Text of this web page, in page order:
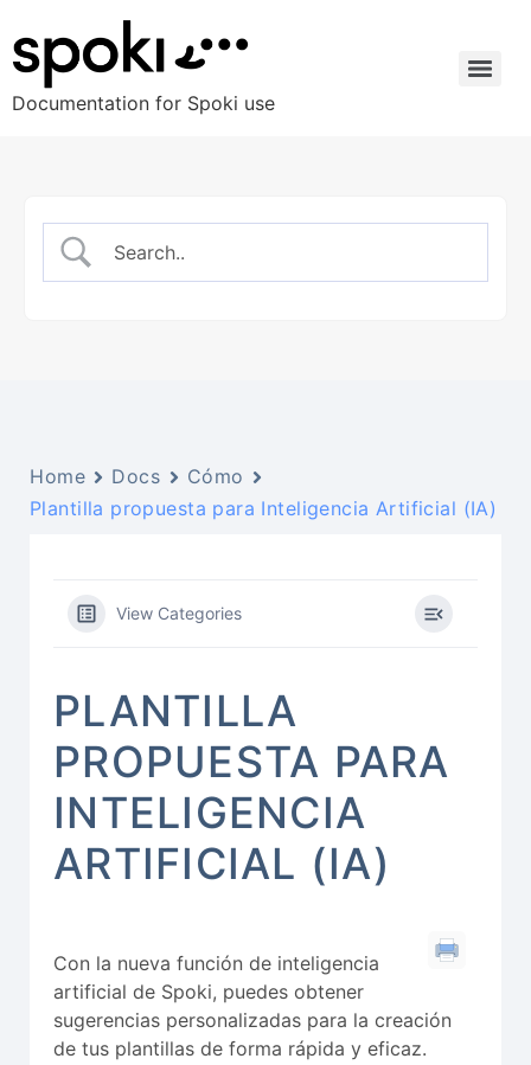
Documentation for Spoki use
Home Docs
Cómo
Plantilla propuesta para Inteligencia Artificial (IA)
View Categories
PLANTILLA
PROPUESTA PARA
INTELIGENCIA
ARTIFICIAL (IA)
Con la nueva función de inteligencia
artificial de Spoki, puedes obtener
sugerencias personalizadas para la creación
de tus plantillas de forma rápida y eficaz.